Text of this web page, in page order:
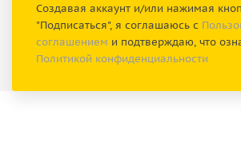
Создавая аккаунт и/или нажимая
"Подписаться", я соглашаюсь с
соглашением и подтверждаю, что
Политикой конфиденциальности